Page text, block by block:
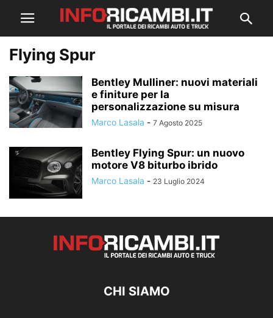
Flying Spur
Bentley Mulliner: nuovi materiali
e finiture per la
personalizzazione su misura
Marco Lasala - 7 Agosto 2025
Bentley Flying Spur: un nuovo
motore V8 biturbo ibrido
Marco Lasala - 23 Luglio 2024
CHI SIAMO